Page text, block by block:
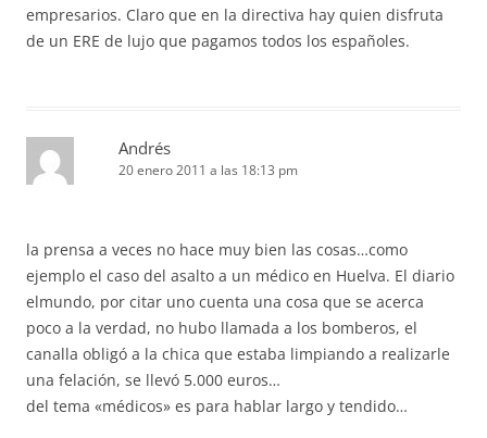
empresarios. Claro que en la directiva hay quien disfruta
de un ERE de lujo que pagamos todos los españoles.
Andrés
20 enero 2011 a las 18:13 pm
la prensa a veces no hace muy bien las cosas…como
ejemplo el caso del asalto a un médico en Huelva. El diario
elmundo, por citar uno cuenta una cosa que se acerca
poco a la verdad, no hubo llamada a los bomberos, el
canalla obligó a la chica que estaba limpiando a realizarle
una felación, se llevó 5.000 euros…
del tema «médicos» es para hablar largo y tendido…